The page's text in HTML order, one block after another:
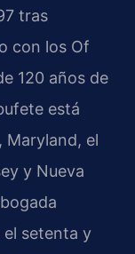
tras
con los Of
120 años de
está
Maryland, el
y Nueva
setenta y